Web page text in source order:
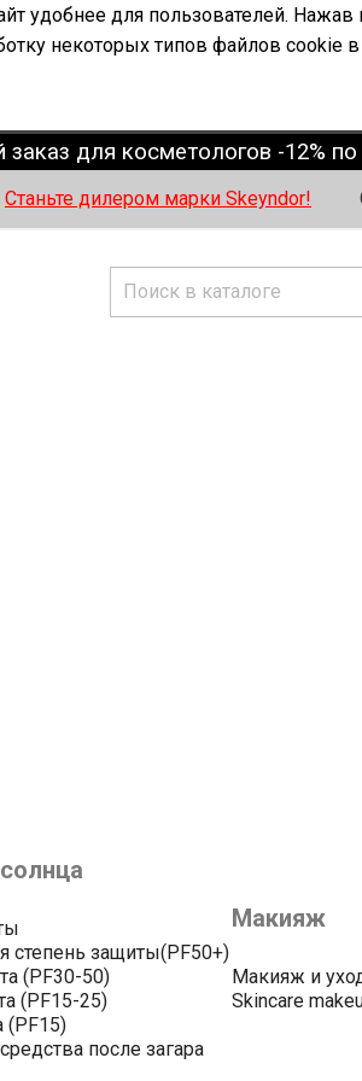
удобнее для пользователей.
некоторых типов файлов cookie в
заказ для косметологов -12%
Станьте дилером марки Skeyndor!
степень защиты(PF50+)
(PF30-50)
(PF15-25)
(PF15)
после загара
Макияж
Макияж и
Skincare